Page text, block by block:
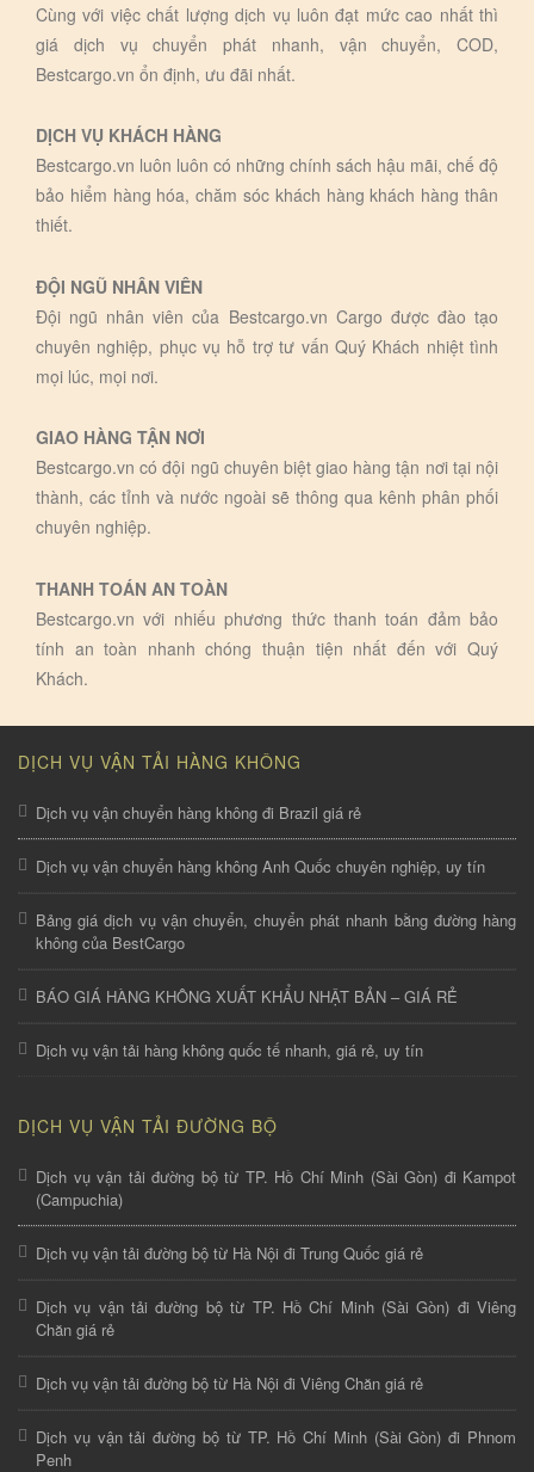
Cùng với việc chất lượng dịch vụ luôn đạt mức cao nhất thì
giá dịch vụ chuyển phát nhanh, vận chuyển, COD,
Bestcargo.vn ổn định, ưu đãi nhất.
DỊCH VỤ KHÁCH HÀNG
Bestcargo.vn luôn luôn có những chính sách hậu mãi, chế độ
bảo hiểm hàng hóa, chăm sóc khách hàng khách hàng thân
thiết.
ĐỘI NGŨ NHÂN VIÊN
Đội ngũ nhân viên của Bestcargo.vn Cargo được đào tạo
chuyên nghiệp, phục vụ hỗ trợ tư vấn Quý Khách nhiệt tình
mọi lúc, mọi nơi.
GIAO HÀNG TẬN NƠI
Bestcargo.vn có đội ngũ chuyên biệt giao hàng tận nơi tại nội
thành, các tỉnh và nước ngoài sẽ thông qua kênh phân phối
chuyên nghiệp.
THANH TOÁN AN TOÀN
Bestcargo.vn với nhiếu phương thức thanh toán đảm bảo
tính an toàn nhanh chóng thuận tiện nhất đến với Quý
Khách.
DỊCH VỤ VẬN TẢI HÀNG KHÔNG
Dịch vụ vận chuyển hàng không đi Brazil giá rẻ
Dịch vụ vận chuyển hàng không Anh Quốc chuyên nghiệp, uy tín
Bảng giá dịch vụ vận chuyển, chuyển phát nhanh bằng đường hàng
không của BestCargo
BÁO GIÁ HÀNG KHÔNG XUẤT KHẨU NHẬT BẢN – GIÁ RẺ
Dịch vụ vận tải hàng không quốc tế nhanh, giá rẻ, uy tín
DỊCH VỤ VẬN TẢI ĐƯỜNG BỘ
Dịch vụ vận tải đường bộ từ TP. Hồ Chí Minh (Sài Gòn) đi Kampot
(Campuchia)
Dịch vụ vận tải đường bộ từ Hà Nội đi Trung Quốc giá rẻ
Dịch vụ vận tải đường bộ từ TP. Hồ Chí Minh (Sài Gòn) đi Viêng
Chăn giá rẻ
Dịch vụ vận tải đường bộ từ Hà Nội đi Viêng Chăn giá rẻ
Dịch vụ vận tải đường bộ từ TP. Hồ Chí Minh (Sài Gòn) đi Phnom
Penh